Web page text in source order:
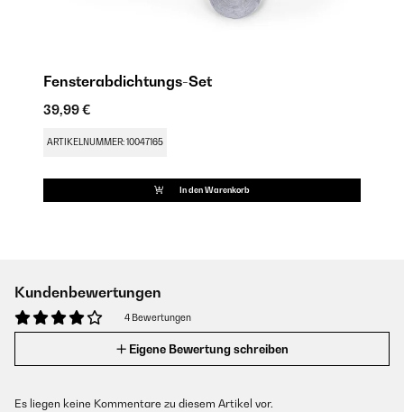
Fensterabdichtungs-Set
39,99 €
ARTIKELNUMMER: 10047165
In den Warenkorb
Kundenbewertungen
4 Bewertungen
Eigene Bewertung schreiben
Es liegen keine Kommentare zu diesem Artikel vor.